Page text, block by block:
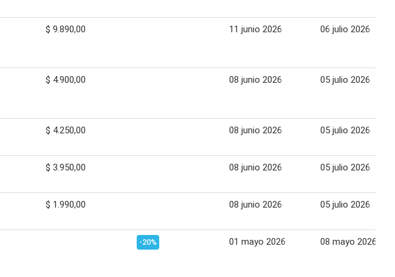
$ 9.890,00 11 junio 2026 06 julio 2026
$ 4.900,00 08 junio 2026 05 julio 2026
$ 4.250,00 08 junio 2026 05 julio 2026
$ 3.950,00 08 junio 2026 05 julio 2026
$ 1.990,00 08 junio 2026 05 julio 2026
-20% 01 mayo 2026 08 mayo 2026